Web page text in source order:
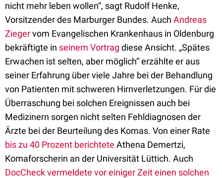
nicht mehr leben wollen“, sagt Rudolf Henke,
Vorsitzender des Marburger Bundes. Auch Andreas
Ziegervom Evangelischen Krankenhaus in Oldenburg
bekräftigte in seinem Vortrag diese Ansicht. „Spätes
Erwachen ist selten, aber möglich“ erzählte er aus
seiner Erfahrung über viele Jahre bei der Behandlung
von Patienten mit schweren Hirnverletzungen. Für die
Überraschung bei solchen Ereignissen auch bei
Medizinern sorgen nicht selten Fehldiagnosen der
Ärzte bei der Beurteilung des Komas. Von einer Rate
bis zu 40 Prozent berichtete Athena Demertzi,
Komaforscherin an der Universität Lüttich. Auch
DocCheck vermeldete vor einiger Zeit einen solchen